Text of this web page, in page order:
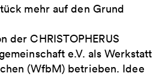
mehr auf den Grund
der CHRISTOPHERUS
e.V. als Werkstatt
(WfbM) betrieben. Idee